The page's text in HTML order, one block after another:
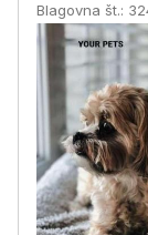
Blagovna št.: